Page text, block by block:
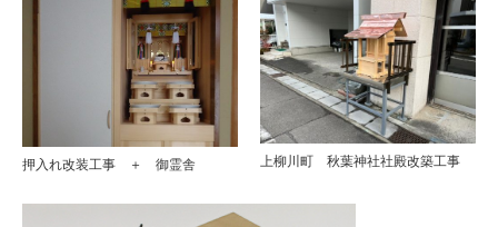
押入れ改装工事 ＋ 御霊舎 上柳川町 秋葉神社社殿改築工事